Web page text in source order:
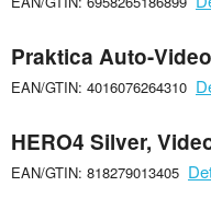
Praktica Auto-
EAN/GTIN: 4016076264310
HERO4 Silver,
EAN/GTIN: 818279013405